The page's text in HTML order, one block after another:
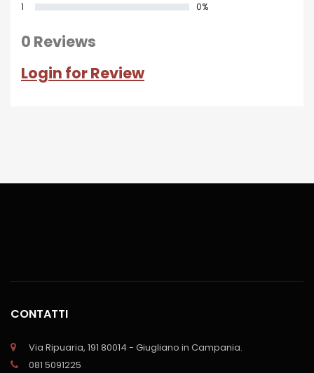
1
0%
0 Reviews
Login for Review
CONTATTI
Via Ripuaria, 191 80014 - Giugliano in Campania.
081 5091225